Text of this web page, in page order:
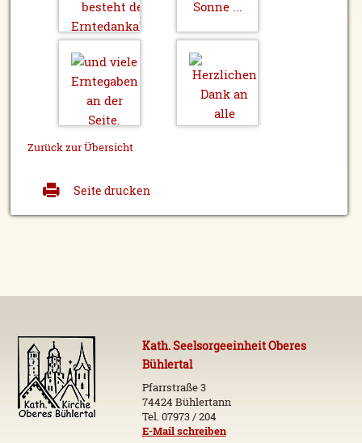
Zurück zur Übersicht
Seite drucken
Kath. Seelsorgeeinheit Oberes
Bühlertal
Pfarrstraße 3
74424 Bühlertann
Tel. 07973 / 204
E-Mail schreiben